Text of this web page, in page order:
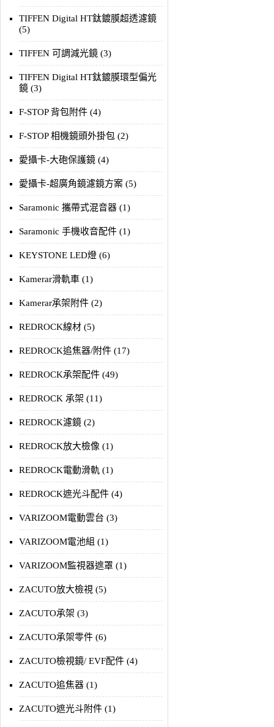
TIFFEN Digital HT鈦鍍膜超透濾鏡
(5)
TIFFEN 可調減光鏡 (3)
TIFFEN Digital HT鈦鍍膜環型偏光
鏡 (3)
F-STOP 背包附件 (4)
F-STOP 相機鏡頭外掛包 (2)
愛攝卡-大砲保護鏡 (4)
愛攝卡-超廣角鏡濾鏡方案 (5)
Saramonic 攜帶式混音器 (1)
Saramonic 手機收音配件 (1)
KEYSTONE LED燈 (6)
Kamerar滑軌車 (1)
Kamerar承架附件 (2)
REDROCK線材 (5)
REDROCK追焦器/附件 (17)
REDROCK承架配件 (49)
REDROCK 承架 (11)
REDROCK濾鏡 (2)
REDROCK放大檢像 (1)
REDROCK電動滑軌 (1)
REDROCK遮光斗配件 (4)
VARIZOOM電動雲台 (3)
VARIZOOM電池組 (1)
VARIZOOM監視器遮罩 (1)
ZACUTO放大檢視 (5)
ZACUTO承架 (3)
ZACUTO承架零件 (6)
ZACUTO檢視鏡/ EVF配件 (4)
ZACUTO追焦器 (1)
ZACUTO遮光斗附件 (1)